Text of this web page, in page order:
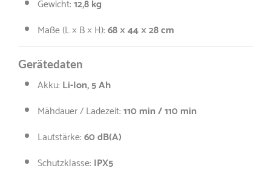
Maße (L × B × H):68 × 44 × 28 cm
Gerätedaten
Akku: Li-Ion, 5 Ah
Mähdauer / Ladezeit:110 min / 110 min
Lautstärke:60 dB(A)
Schutzklasse: IPX5